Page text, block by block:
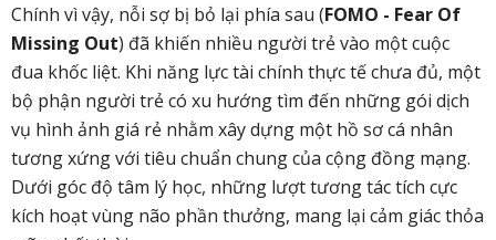
Chính vì vậy, nỗi sợ bị bỏ lại phía sau (FOMO - Fear Of
Missing Out) đã khiến nhiều người trẻ vào một cuộc
đua khốc liệt. Khi năng lực tài chính thực tế chưa đủ, một
bộ phận người trẻ có xu hướng tìm đến những gói dịch
vụ hình ảnh giá rẻ nhằm xây dựng một hồ sơ cá nhân
tương xứng với tiêu chuẩn chung của cộng đồng mạng.
Dưới góc độ tâm lý học, những lượt tương tác tích cực
kích hoạt vùng não phần thưởng, mang lại cảm giác thỏa